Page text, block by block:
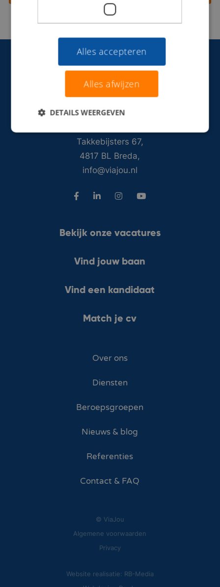
Takkebijsters 67,
4817 BL Breda,
info@viajou.nl
Bekijk onze vacatures
Vind jouw baan
Vind een kandidaat
Match je cv
Over ons
Diensten
Beroepsgroepen
Nieuws & blog
Referenties
Contact & FAQ
© ViaJou
Algemene voorwaarden
Privacy
Website realisatie: RB-Media
Alles accepteren
Alles afwijzen
DETAILS WEERGEVEN